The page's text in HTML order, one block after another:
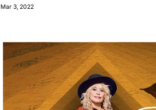
Mar 3, 2022